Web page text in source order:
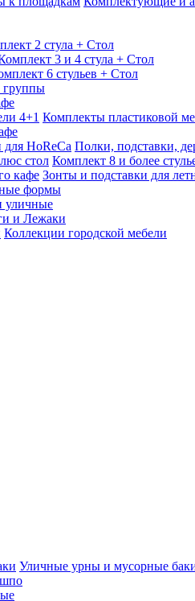
2 стула + Стол
3 и 4 стула + Стол
6 стульев + Стол
группы
Комплекты пластиковой
Полки, подставки,
Комплект 8 и более
Зонты и подставки для
формы
уличные
и Лежаки
Коллекции городской мебели
Уличные урны и мусорные